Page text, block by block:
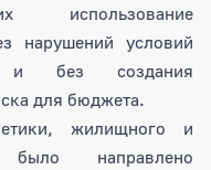
использование
нарушений условий
и без создания
для бюджета.
жилищного и
было направлено